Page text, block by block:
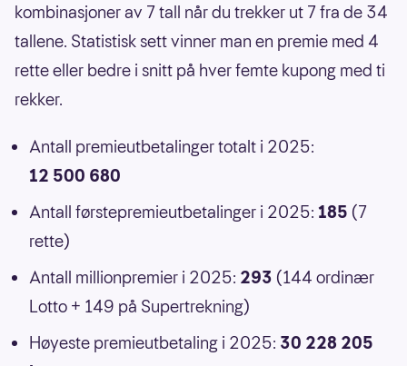
kombinasjoner av 7 tall når du trekker ut 7 fra de 34
tallene. Statistisk sett vinner man en premie med 4
rette eller bedre i snitt på hver femte kupong med ti
rekker.
Antall premieutbetalinger totalt i 2025:
12 500 680
Antall førstepremieutbetalinger i 2025: 185 (7
rette)
Antall millionpremier i 2025: 293 (144 ordinær
Lotto + 149 på Supertrekning)
Høyeste premieutbetaling i 2025: 30 228 205